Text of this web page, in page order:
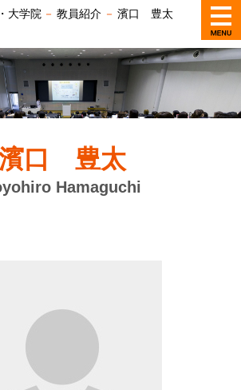
大学院 － 教員紹介 － 濱口 豊太
口 豊太
Hamaguchi